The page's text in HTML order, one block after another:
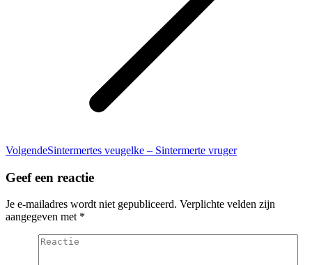
VolgendeVolgend
Sintermertes veugelke – Sintermerte vruger
Geef een reactie
Je e-mailadres wordt niet gepubliceerd. Verplichte velden zijn
aangegeven met *